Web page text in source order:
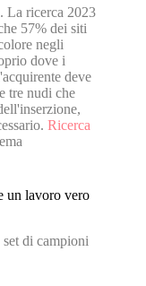
La ricerca 2023
57% dei siti
negli
dove i
deve
tre nudi che
Ricerca
un lavoro vero
di campioni